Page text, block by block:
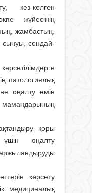
кез-келген
жүйесінің
жамбастың,
сынуы, сондай-
патологиялық
оңалту емін
мамандарының
қоры
оңалту
көрсету
медициналық